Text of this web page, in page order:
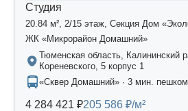
Студия
20.84 м², 2/15 этаж, Секция Дом
ЖК «Микрорайон Домашний»
Тюменская область, Калининский
Кореневского, 5 корпус 1
«Сквер Домашний» · 3 мин. пешком
4 284 421 ₽205 586 ₽/м²